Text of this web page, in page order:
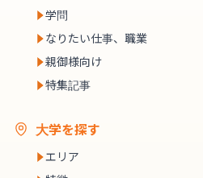
学問
なりたい仕事、職業
親御様向け
特集記事
大学を探す
エリア